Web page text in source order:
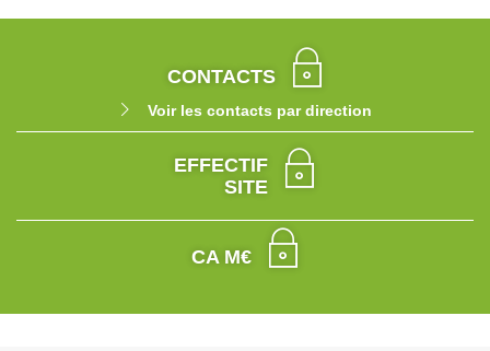
CONTACTS
Voir les contacts par direction
EFFECTIF
SITE
CA M€